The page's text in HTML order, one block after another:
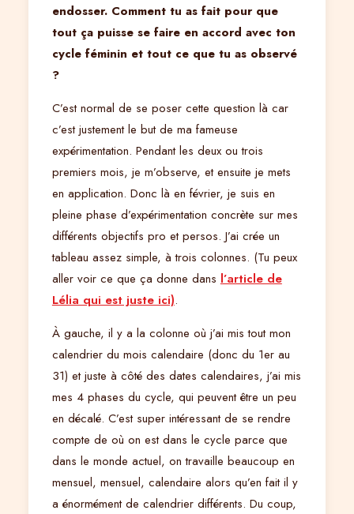
endosser. Comment tu as fait pour que
tout ça puisse se faire en accord avec ton
cycle féminin et tout ce que tu as observé
?
C’est normal de se poser cette question là car
c’est justement le but de ma fameuse
expérimentation. Pendant les deux ou trois
premiers mois, je m’observe, et ensuite je mets
en application. Donc là en février, je suis en
pleine phase d’expérimentation concrète sur mes
différents objectifs pro et persos. J’ai crée un
tableau assez simple, à trois colonnes. (Tu peux
aller voir ce que ça donne dans l’article de
Lélia qui est juste ici).
À gauche, il y a la colonne où j’ai mis tout mon
calendrier du mois calendaire (donc du 1er au
31) et juste à côté des dates calendaires, j’ai mis
mes 4 phases du cycle, qui peuvent être un peu
en décalé. C’est super intéressant de se rendre
compte de où on est dans le cycle parce que
dans le monde actuel, on travaille beaucoup en
mensuel, mensuel, calendaire alors qu’en fait il y
a énormément de calendrier différents. Du coup,